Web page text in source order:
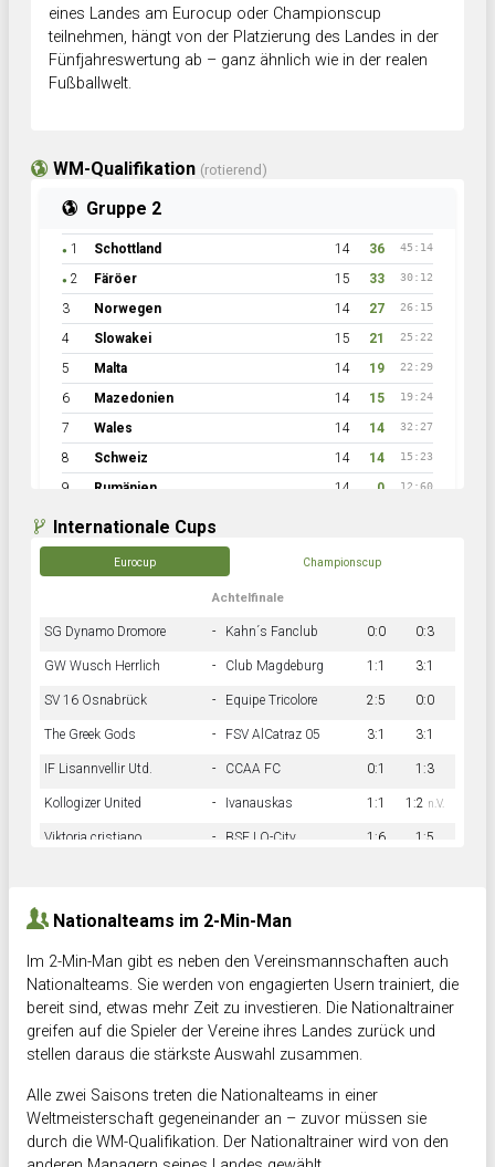
eines Landes am Eurocup oder Championscup
teilnehmen, hängt von der Platzierung des Landes in der
Fünfjahreswertung ab – ganz ähnlich wie in der realen
Fußballwelt.
WM-Qualifikation (rotierend)
Gruppe 2
● 1 Schottland 14 36 45:14
● 2 Färöer 15 33 30:12
3 Norwegen 14 27 26:15
4 Slowakei 15 21 25:22
5 Malta 14 19 22:29
6 Mazedonien 14 15 19:24
7 Wales 14 14 32:27
8 Schweiz 14 14 15:23
9 Rumänien 14 0 12:60
Internationale Cups
Eurocup Championscup
Achtelfinale
SG Dynamo Dromore - Kahn´s Fanclub 0:0 0:3
GW Wusch Herrlich - Club Magdeburg 1:1 3:1
SV 16 Osnabrück - Equipe Tricolore 2:5 0:0
The Greek Gods - FSV AlCatraz 05 3:1 3:1
IF Lisannvellir Utd. - CCAA FC 0:1 1:3
Kollogizer United - Ivanauskas 1:1 1:2 n.V.
Viktoria cristiano - BSF LO-City 1:6 1:5
Nationalteams im 2-Min-Man
Im 2-Min-Man gibt es neben den Vereinsmannschaften auch
Nationalteams. Sie werden von engagierten Usern trainiert, die
bereit sind, etwas mehr Zeit zu investieren. Die Nationaltrainer
greifen auf die Spieler der Vereine ihres Landes zurück und
stellen daraus die stärkste Auswahl zusammen.
Alle zwei Saisons treten die Nationalteams in einer
Weltmeisterschaft gegeneinander an – zuvor müssen sie
durch die WM-Qualifikation. Der Nationaltrainer wird von den